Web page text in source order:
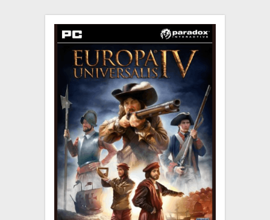
DOPRAVA
XZONE KLUB
TCG & BOARDGAME HUB
VÝKUP HER (BAZAR)